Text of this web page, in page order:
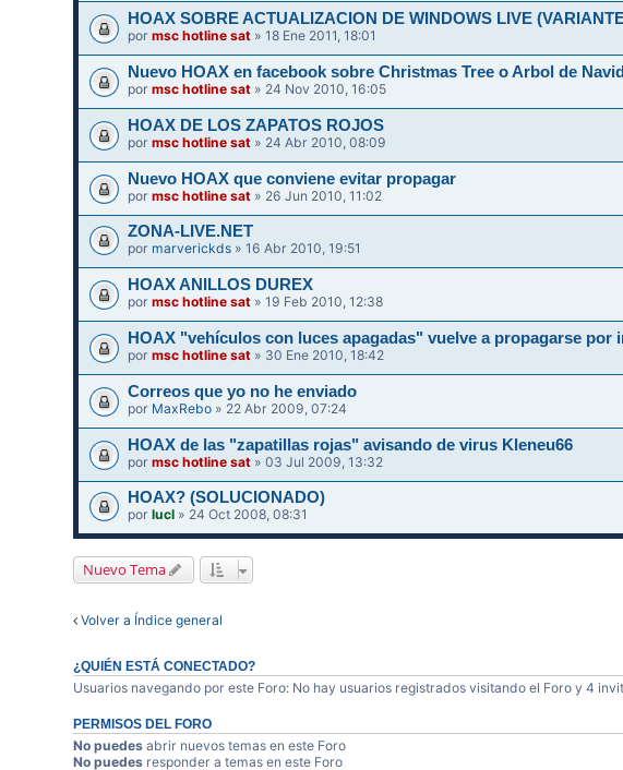
HOAX SOBRE ACTUALIZACION DE WINDOWS LIVE
pormsc hotline sat » 18 Ene 2011, 18:01
Nuevo HOAX en facebook sobre Christmas Tree o Arbol de
pormsc hotline sat » 24 Nov 2010, 16:05
HOAX DE LOS ZAPATOS ROJOS
pormsc hotline sat » 24 Abr 2010, 08:09
Nuevo HOAX que conviene evitar propagar
pormsc hotline sat » 26 Jun 2010, 11:02
ZONA-LIVE.NET
por marverickds » 16 Abr 2010, 19:51
HOAX ANILLOS DUREX
pormsc hotline sat » 19 Feb 2010, 12:38
HOAX "vehículos con luces apagadas" vuelve a propagarse por
pormsc hotline sat » 30 Ene 2010, 18:42
Correos que yo no he enviado
por MaxRebo » 22 Abr 2009, 07:24
HOAX de las "zapatillas rojas" avisando de virus Kleneu66
pormsc hotline sat » 03 Jul 2009, 13:32
HOAX? (SOLUCIONADO)
porlucl » 24 Oct 2008, 08:31
Nuevo Tema
Volver a Índice general
¿QUIÉN ESTÁ CONECTADO?
Usuarios navegando por este Foro: No hay usuarios registrados visitando el Foro y 4
PERMISOS DEL FORO
No puedes abrir nuevos temas en este Foro
No puedes responder a temas en este Foro